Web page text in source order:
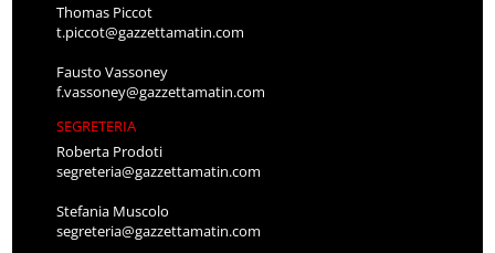
Thomas Piccot
t.piccot@gazzettamatin.com
Fausto Vassoney
f.vassoney@gazzettamatin.com
SEGRETERIA
Roberta Prodoti
segreteria@gazzettamatin.com
Stefania Muscolo
segreteria@gazzettamatin.com